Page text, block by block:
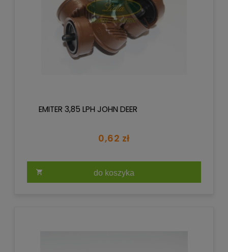
EMITER 3,85 LPH JOHN DEER
0,62 zł
do koszyka